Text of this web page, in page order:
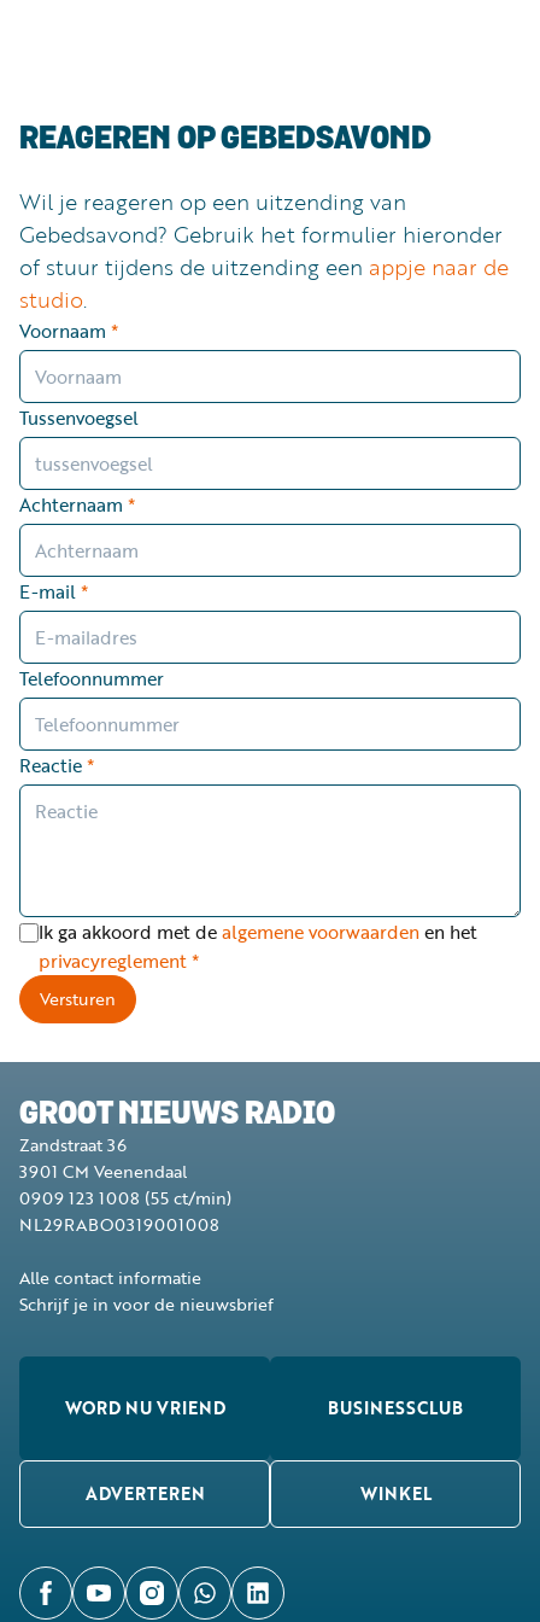
REAGEREN OP GEBEDSAVOND
Wil je reageren op een uitzending van
Gebedsavond? Gebruik het formulier hieronder
of stuur tijdens de uitzending een appje naar de
studio.
Voornaam *
Tussenvoegsel
Achternaam *
E-mail*
Telefoonnummer
Reactie*
Ik ga akkoord met dealgemene voorwaardenen het
privacyreglement*
Versturen
GROOT NIEUWS RADIO
Zandstraat 36
3901 CM Veenendaal
0909 123 1008 (55 ct/min)
NL29RABO0319001008
Alle contact informatie
Schrijf je in voor de nieuwsbrief
WORD NU VRIEND BUSINESSCLUB
ADVERTEREN WINKEL
Podcasts
Muziek
Artikelen
Kanalen
Steun
onze
missie
Info
Word
nu
vriend
Businessclub
Adverteren
Winkel
Algemene
voorwaarden